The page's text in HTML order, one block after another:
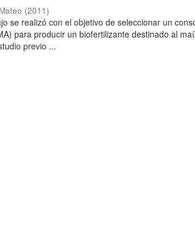
(2011)
se realizó con el objetivo de seleccionar un
para producir un biofertilizante destinado al
previo ...